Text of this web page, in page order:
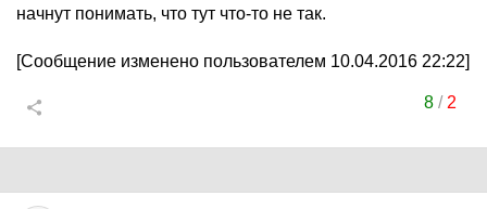
начнут понимать, что тут что-то не так.
[Сообщение изменено пользователем 10.04.2016 22:22]
8/ 2